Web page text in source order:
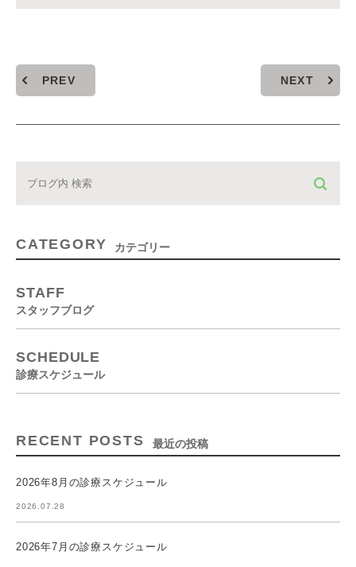
PREV NEXT
CATEGORY カテゴリー
STAFF
スタッフブログ
SCHEDULE
診療スケジュール
RECENT POSTS 最近の投稿
2026年8月の診療スケジュール
2026.07.28
2026年7月の診療スケジュール